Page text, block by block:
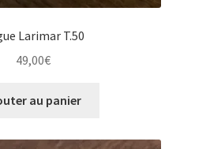
Larimar T.50
49,00€
au panier